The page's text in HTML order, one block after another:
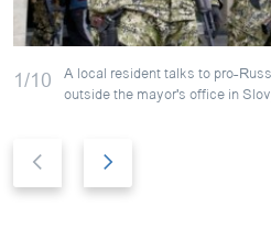
1/10 A local resident talks to pro-
outside the mayor's office in
e
x